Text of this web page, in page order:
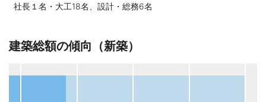
家の前からすぐ登山！自然大好きなご夫婦の家
札幌の都市型３階建て注文住宅 Ｙ邸 丸三ホクシン建設
札幌のナチュラル系３階建て注文住宅 Ｆ邸の体験談
社長１名・大工18名、設計・総務6名
建築総額の傾向（新築）